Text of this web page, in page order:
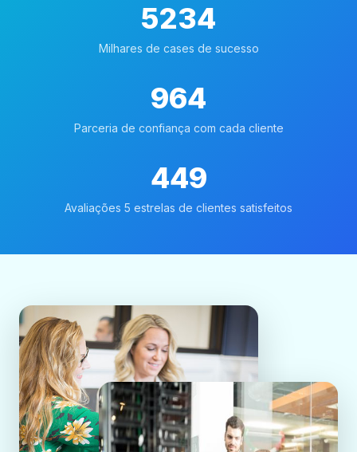
5234
Milhares de cases de sucesso
964
Parceria de confiança com cada cliente
449
Avaliações 5 estrelas de clientes satisfeitos